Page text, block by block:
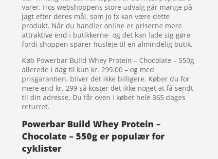
varer. Hos webshoppens store udvalg går mange på
jagt efter deres mål, som jo fx kan være dette
produkt. Når du handler online er priserne mere
attraktive end i butikkerne- og det kan lade sig gøre
fordi shoppen sparer husleje til en almindelig butik.
Køb Powerbar Build Whey Protein – Chocolate – 550g
allerede i dag til kun kr. 299.00 – og med
prisgarantien, bliver det ikke billigere. Køber du for
mere end kr. 299 så koster det ikke noget at få sendt
til din adresse. Du får oven i købet hele 365 dages
returret.
Powerbar Build Whey Protein –
Chocolate – 550g er populær for
cyklister